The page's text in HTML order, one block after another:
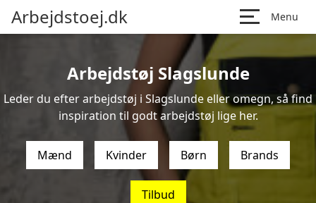
Arbejdstoej.dk Menu
Arbejdstøj Slagslunde
Leder du efter arbejdstøj i Slagslunde eller omegn, så find
inspiration til godt arbejdstøj lige her.
Mænd Kvinder Børn Brands
Tilbud